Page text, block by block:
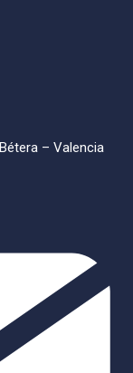
– Valencia